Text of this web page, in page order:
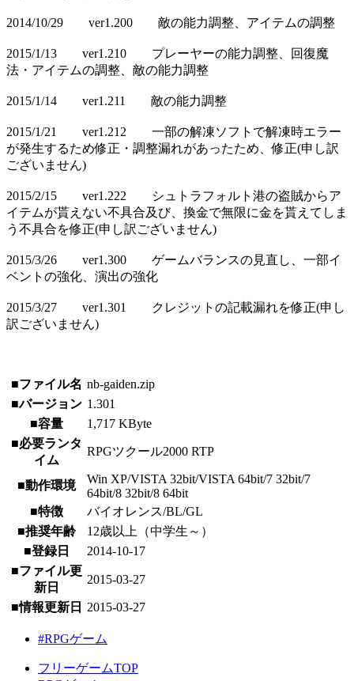
2014/10/29 ver1.200 敵の能力調整、アイテムの調整
2015/1/13 ver1.210 プレーヤーの能力調整、回復魔
法・アイテムの調整、敵の能力調整
2015/1/14 ver1.211 敵の能力調整
2015/1/21 ver1.212 一部の解凍ソフトで解凍時エラー
が発生するため修正・調整漏れがあったため、修正(申し訳
ございません)
2015/2/15 ver1.222 シュトラフォルト港の盗賊からア
イテムが貰えない不具合及び、換金で無限に金を貰えてしま
う不具合を修正(申し訳ございません)
2015/3/26 ver1.300 ゲームバランスの見直し、一部イ
ベントの強化、演出の強化
2015/3/27 ver1.301 クレジットの記載漏れを修正(申し
訳ございません)
■ファイル名 nb-gaiden.zip
■バージョン 1.301
■容量
1,717 KByte
■必要ランタ
イム
RPGツクール2000 RTP
■動作環境
Win XP/VISTA 32bit/VISTA 64bit/7 32bit/7
64bit/8 32bit/8 64bit
■特徴
バイオレンス/BL/GL
■推奨年齢
12歳以上（中学生～）
■登録日
2014-10-17
■ファイル更
新日
2015-03-27
■情報更新日 2015-03-27
#RPGゲーム
フリーゲームTOP